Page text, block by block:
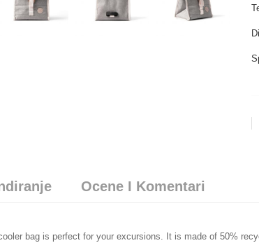
Ocene I Komentari
bag is perfect for your excursions. It is made of 50%